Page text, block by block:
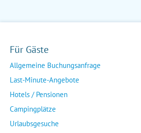
Für Gäste
Allgemeine Buchungsanfrage
Last-Minute-Angebote
Hotels / Pensionen
Campingplätze
Urlaubsgesuche